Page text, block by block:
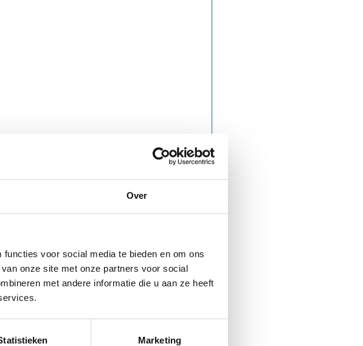
Over
voor social media te bieden en om ons
onze site met onze partners voor social
met andere informatie die u aan ze heeft
Marketing